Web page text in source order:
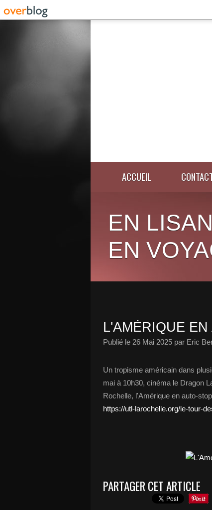
ACCUEIL
EN
EN
L'AMÉRIQUE
Publié le 26 Mai 2025 par Eric
Un tropisme américain dans
mai à 10h30, cinéma le Dragon
Rochelle, l'Amérique en auto-
https://utl-larochelle.org/le-tour-
PARTAGER CET ARTICLE